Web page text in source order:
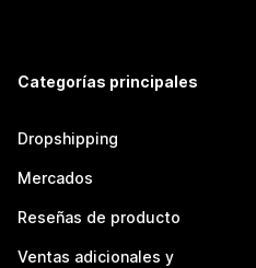
Categorías principales
Dropshipping
Mercados
Reseñas de producto
Ventas adicionales y